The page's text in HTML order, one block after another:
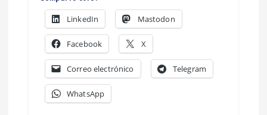
LinkedIn Mastodon
Facebook X
Correo electrónico Telegram
WhatsApp